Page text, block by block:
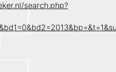
search.php?